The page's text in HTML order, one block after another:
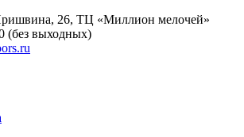
26, ТЦ «Миллион мелочей»
(без выходных)